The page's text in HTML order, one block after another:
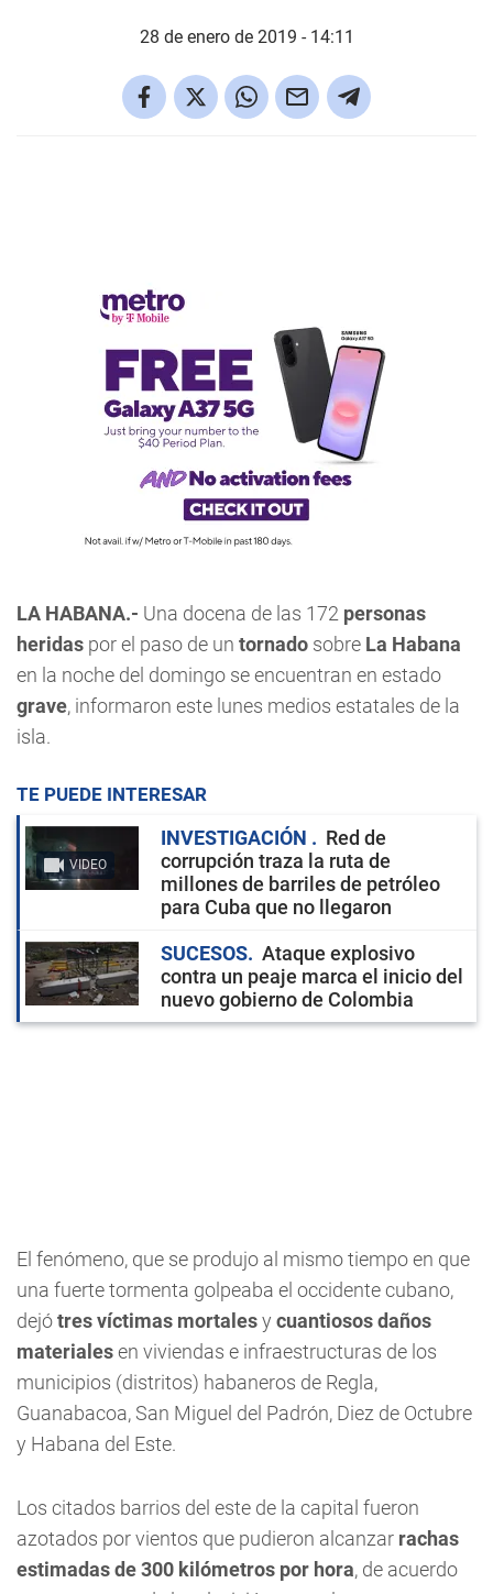
28 de enero de 2019 - 14:11
LA HABANA.- Una docena de las 172 personas
heridas por el paso de un tornado sobre La Habana
en la noche del domingo se encuentran en estado
grave, informaron este lunes medios estatales de la
isla.
TE PUEDE INTERESAR
VIDEO
INVESTIGACIÓN
Red de
corrupción traza la ruta de
millones de barriles de petróleo
para Cuba que no llegaron
SUCESOS
Ataque explosivo
contra un peaje marca el inicio del
nuevo gobierno de Colombia
El fenómeno, que se produjo al mismo tiempo en que
una fuerte tormenta golpeaba el occidente cubano,
dejótres víctimas mortalesy cuantiosos daños
materialesen viviendas e infraestructuras de los
municipios (distritos) habaneros de Regla,
Guanabacoa, San Miguel del Padrón, Diez de Octubre
y Habana del Este.
Los citados barrios del este de la capital fueron
azotados por vientos que pudieron alcanzar rachas
estimadas de 300 kilómetros por hora, de acuerdo